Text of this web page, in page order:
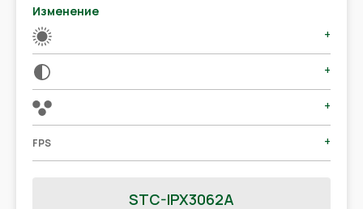
Изменение
+
+
+
FPS +
STC-IPX3062A